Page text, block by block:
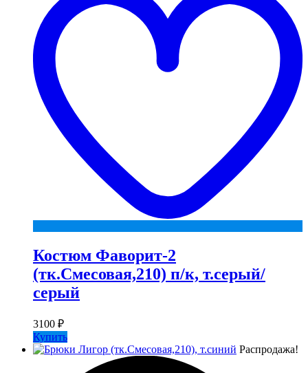
Костюм Фаворит-2
(тк.Смесовая,210) п/к, т.серый/
серый
3100 ₽
Купить
Распродажа!